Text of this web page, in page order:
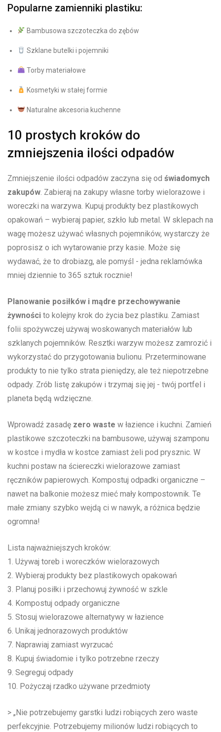
Popularne zamienniki ‍plastiku:
Bambusowa szczoteczka do zębów
Szklane butelki⁤ i pojemniki
Torby materiałowe
Kosmetyki w stałej formie
⁤ Naturalne akcesoria kuchenne
10 prostych kroków do
zmniejszenia ilości⁢ odpadów
Zmniejszenie⁤ ilości odpadów zaczyna się ⁢od świadomych
zakupów. ⁣Zabieraj‍ na zakupy własne torby wielorazowe i⁣
woreczki na warzywa. Kupuj produkty bez plastikowych
opakowań – wybieraj ​papier, szkło lub metal. W sklepach na
wagę ⁢możesz⁤ używać​ własnych pojemników, wystarczy że
poprosisz o ich⁢ wytarowanie ​przy kasie. Może⁤ się
wydawać, że to drobiazg,⁣ ale pomyśl -⁢ jedna reklamówka
mniej dziennie to 365‌ sztuk rocznie!
Planowanie posiłków i mądre⁣ przechowywanie
żywności to kolejny krok⁣ do⁤ życia‌ bez plastiku. Zamiast
folii spożywczej używaj woskowanych materiałów lub
⁣szklanych pojemników. ​Resztki ⁢warzyw możesz‍ zamrozić i
‌wykorzystać do przygotowania bulionu. Przeterminowane⁢
produkty to nie tylko​ strata pieniędzy,​ ale ‌też⁢ niepotrzebne
odpady. Zrób listę zakupów i ​trzymaj się ‌jej ⁣-⁢ twój portfel⁣ i​
planeta będą wdzięczne.
Wprowadź zasadę zero‌ waste w ⁣łazience i kuchni. Zamień
plastikowe szczoteczki na ⁢bambusowe,⁣ używaj szamponu
w kostce ⁢i mydła w⁢ kostce zamiast żeli ​pod ‍prysznic. W⁢
kuchni postaw​ na ściereczki wielorazowe zamiast
ręczników ⁤papierowych. Kompostuj odpadki organiczne –
nawet ‍na balkonie możesz mieć ‍mały kompostownik. Te
małe zmiany szybko wejdą ⁣ci w nawyk, a różnica ‌będzie
ogromna!
Lista najważniejszych⁤ kroków:
1.​ Używaj ⁣toreb ‍i woreczków ⁢wielorazowych
2. Wybieraj produkty bez‌ plastikowych opakowań
3. Planuj posiłki ⁣i przechowuj żywność w szkle
4. Kompostuj odpady organiczne
5. Stosuj wielorazowe alternatywy w łazience
6. Unikaj jednorazowych​ produktów
7. Naprawiaj zamiast⁢ wyrzucać
8. ⁤Kupuj​ świadomie⁤ i tylko ‌potrzebne ⁤rzeczy
9. Segreguj odpady
10. Pożyczaj⁣ rzadko ⁣używane przedmioty
>​ „Nie potrzebujemy garstki ludzi robiących zero waste
perfekcyjnie.⁤ Potrzebujemy milionów ludzi robiących to